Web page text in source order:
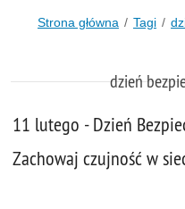
Strona główna Tagi
dzień
11 lutego - Dzień
Zachowaj czujność w